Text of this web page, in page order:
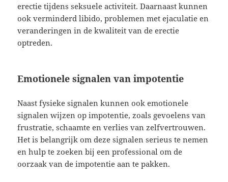
erectie tijdens seksuele activiteit. Daarnaast kunnen
ook verminderd libido, problemen met ejaculatie en
veranderingen in de kwaliteit van de erectie
optreden.
Emotionele signalen van impotentie
Naast fysieke signalen kunnen ook emotionele
signalen wijzen op impotentie, zoals gevoelens van
frustratie, schaamte en verlies van zelfvertrouwen.
Het is belangrijk om deze signalen serieus te nemen
en hulp te zoeken bij een professional om de
oorzaak van de impotentie aan te pakken.